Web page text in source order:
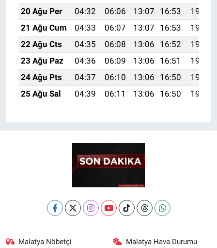
20 Ağu Per
04:32 06:06 13:07 16:53
19:58
21 Ağu Cum
04:33 06:07 13:07 16:53
19:56
22 Ağu Cts
04:35 06:08 13:06 16:52
19:55
23 Ağu Paz
04:36 06:09 13:06 16:51
19:53
24 Ağu Pts
04:37 06:10 13:06 16:50
19:52
25 Ağu Sal
04:39 06:11 13:06 16:50 19:50
Malatya Nöbetçi Malatya Hava Durumu